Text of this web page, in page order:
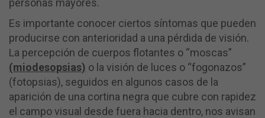
personas mayores.
Es importante conocer ciertos síntomas que pueden
producirse con anterioridad a una pérdida de visión.
La percepción de cuerpos flotantes o “moscas”
(miodesopsias) o la visión de luces o “fogonazos”
(fotopsias), seguidos en algunos casos de la
aparición de una cortina negra que cubre con rapidez
el campo visual desde fuera hacia dentro, nos avisan